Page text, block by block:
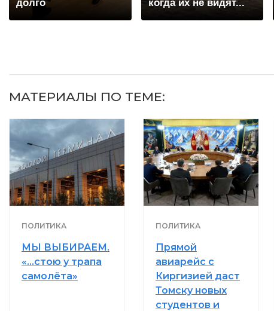
долго
когда их не видят...
МАТЕРИАЛЫ ПО ТЕМЕ:
ПОЛИТИКА
МЫ ВЫБИРАЕМ.
«…стою у трапа
самолёта»
ПОЛИТИКА
Прямой
авиарейс с
Киргизией даст
Томску новых
студентов и